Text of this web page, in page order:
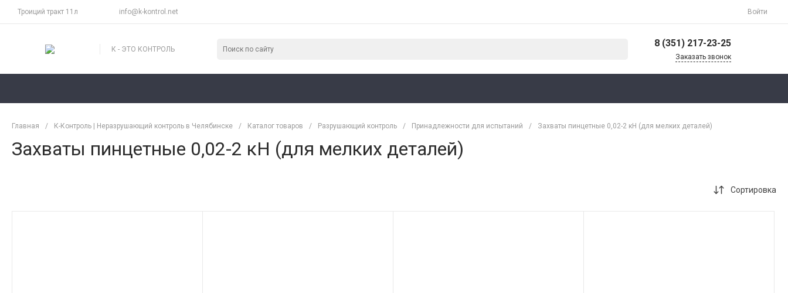
Троиций тракт 11л info@k-kontrol.net Войти
К - ЭТО КОНТРОЛЬ
8 (351) 217-23-25
info@k-kontrol.net
Заказать звонок
Главная / К-Контроль | Неразрушающий контроль в Челябинске / Каталог товаров / Разрушающий контроль / Принадлежности для испытаний / Захваты пинцетные 0,02-2 кН (для мелких деталей)
Захваты пинцетные 0,02-2 кН (для мелких деталей)
Сортировка